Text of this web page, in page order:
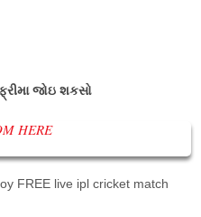
જોઇ શકસો
HERE
FREE live ipl cricket match